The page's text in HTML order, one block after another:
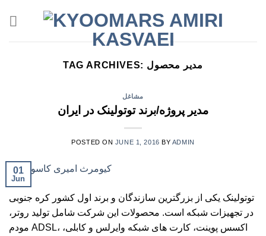
TAG ARCHIVES: مدیر محصول
مشاغل
مدیر پروژه/برند توتولینک در ایران
POSTED ON JUNE 1, 2016 BY ADMIN
01
Jun
توتولینک یکی از بزرگترین سازندگان و برند اول کشور کره جنوبی
در تجهیزات شبکه است. محصولات این شرکت شامل تولید روتر،
مودم ADSL، اکسس پوینت، کارت های شبکه وایرلس و کابلی،